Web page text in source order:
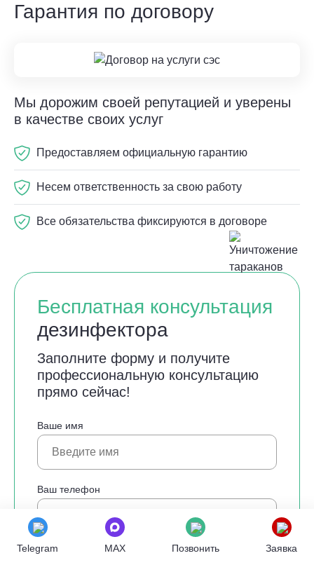
Гарантия по договору
Мы дорожим своей репутацией и уверены
в качестве своих услуг
Предоставляем официальную гарантию
Несем ответственность за свою работу
Все обязательства фиксируются в договоре
Бесплатная консультация
дезинфектора
Заполните форму и получите
профессиональную консультацию
прямо сейчас!
Ваше имя
Ваш телефон
Cогласен сполитикой конфиденциальности
Telegram MAX Позвонить Заявка